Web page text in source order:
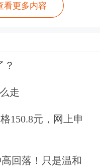
昆仑芯上市
称是这家互联
节点。
总营收中的占
正式超越传统
源。“这是一个
在电话会上强
看更多内容
？
走
150.8元，网上申
回落！只是温和